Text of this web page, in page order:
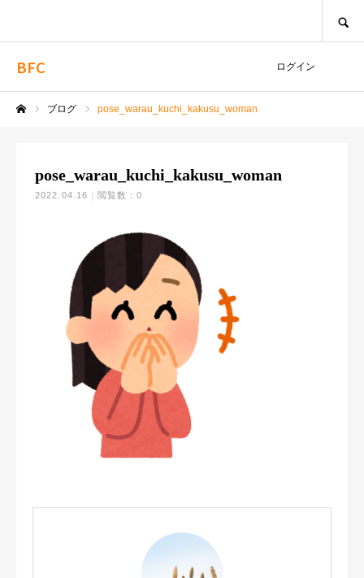
BFC ログイン
ブログ pose_warau_kuchi_kakusu_woman
pose_warau_kuchi_kakusu_woman
2022.04.16 閲覧数：0